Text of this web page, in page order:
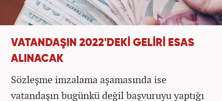
VATANDAŞIN 2022'DEKİ GELİRİ ESAS
ALINACAK
Sözleşme imzalama aşamasında ise
vatandaşın bugünkü değil başvuruyu yaptığı